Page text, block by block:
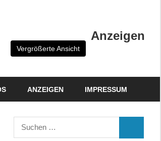
Anzeigen
Vergrößerte Ansicht
ANZEIGEN IMPRESSUM
Suchen
nach: